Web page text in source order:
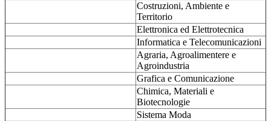
Costruzioni, Ambiente e
Territorio
Elettronica ed Elettrotecnica
Informatica e Telecomunicazioni
Agraria, Agroalimentere e
Agroindustria
Grafica e Comunicazione
Chimica, Materiali e
Biotecnologie
Sistema Moda